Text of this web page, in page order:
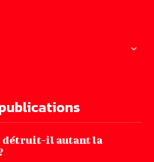
détruit-il autant la